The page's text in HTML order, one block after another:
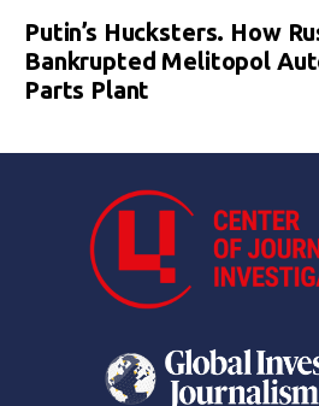
Putin’s Hucksters. How
Bankrupted Melitopol
Parts Plant